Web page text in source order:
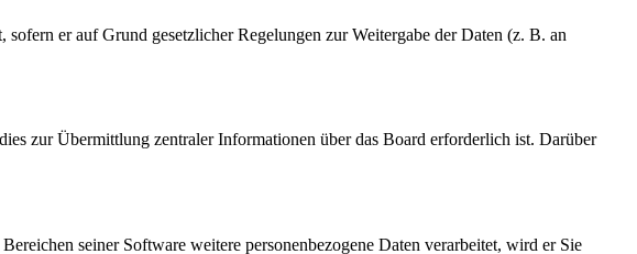
er auf Grund gesetzlicher Regelungen zur Weitergabe der Daten (z. B. an
zur Übermittlung zentraler Informationen über das Board erforderlich ist. Darüber
seiner Software weitere personenbezogene Daten verarbeitet, wird er Sie